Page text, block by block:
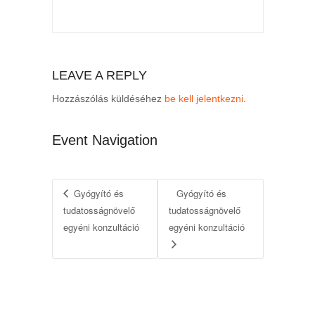
LEAVE A REPLY
Hozzászólás küldéséhez be kell jelentkezni.
Event Navigation
Gyógyító és
tudatosságnövelő
egyéni konzultáció
Gyógyító és
tudatosságnövelő
egyéni konzultáció